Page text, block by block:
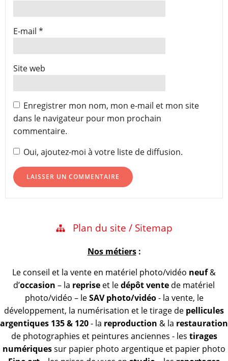
E-mail *
Site web
Enregistrer mon nom, mon e-mail et mon site
dans le navigateur pour mon prochain
commentaire.
Oui, ajoutez-moi à votre liste de diffusion.
Plan du site / Sitemap
Nos métiers:
Le conseil et la vente en matériel photo/vidéo neuf&
d’occasion – la reprise et ledépôt vente de matériel
photo/vidéo – leSAV photo/vidéo- la vente, le
développement, la numérisation et le tirage de pellicules
argentiques 135 & 120- la reproduction & la restauration
de photographies et peintures anciennes - les tirages
numériquessur papier photo argentique et papier photo